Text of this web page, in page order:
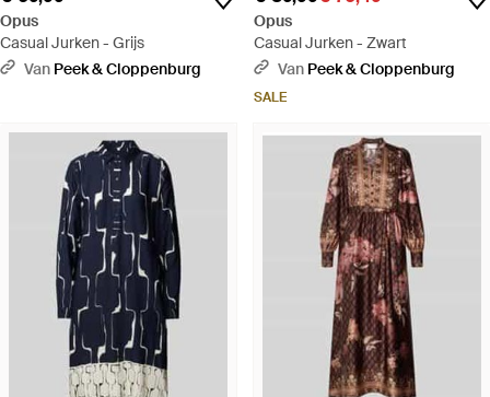
Opus
Casual Jurken - Grijs
Van Peek & Cloppenburg
Opus
Casual Jurken - Zwart
Van Peek & Cloppenburg
SALE